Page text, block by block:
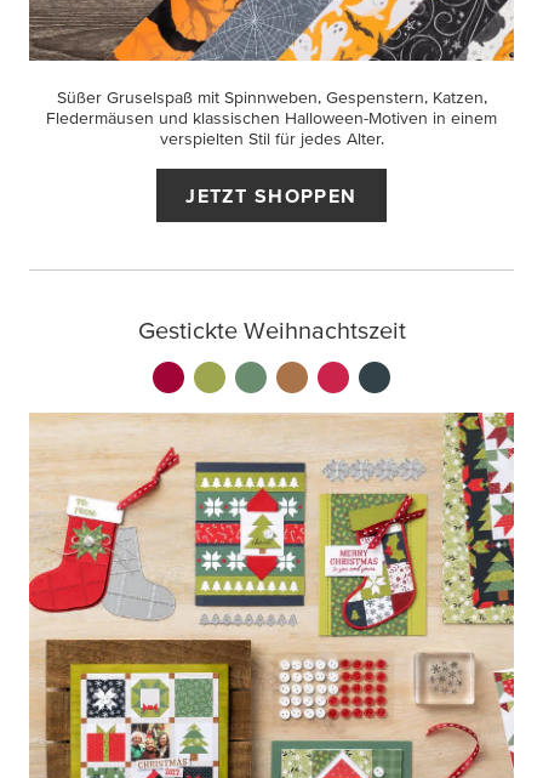
Süßer Gruselspaß mit Spinnweben, Gespenstern, Katzen,
Fledermäusen und klassischen Halloween-Motiven in einem
verspielten Stil für jedes Alter.
JETZT SHOPPEN
Gestickte Weihnachtszeit